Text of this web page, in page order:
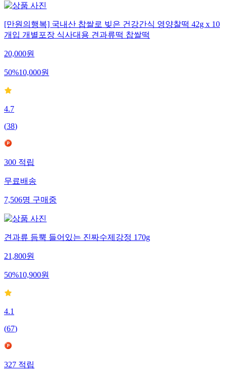
[만원의행복] 국내산 찹쌀로 빚은 건강간식 영양찰떡 42g x 10
개입 개별포장 식사대용 견과류떡 찹쌀떡
20,000원
50%10,000원
4.7
(38)
300적립
무료배송
7,506명구매중
견과류 듬뿍 들어있는 진짜수제강정 170g
21,800원
50%10,900원
4.1
(67)
327적립